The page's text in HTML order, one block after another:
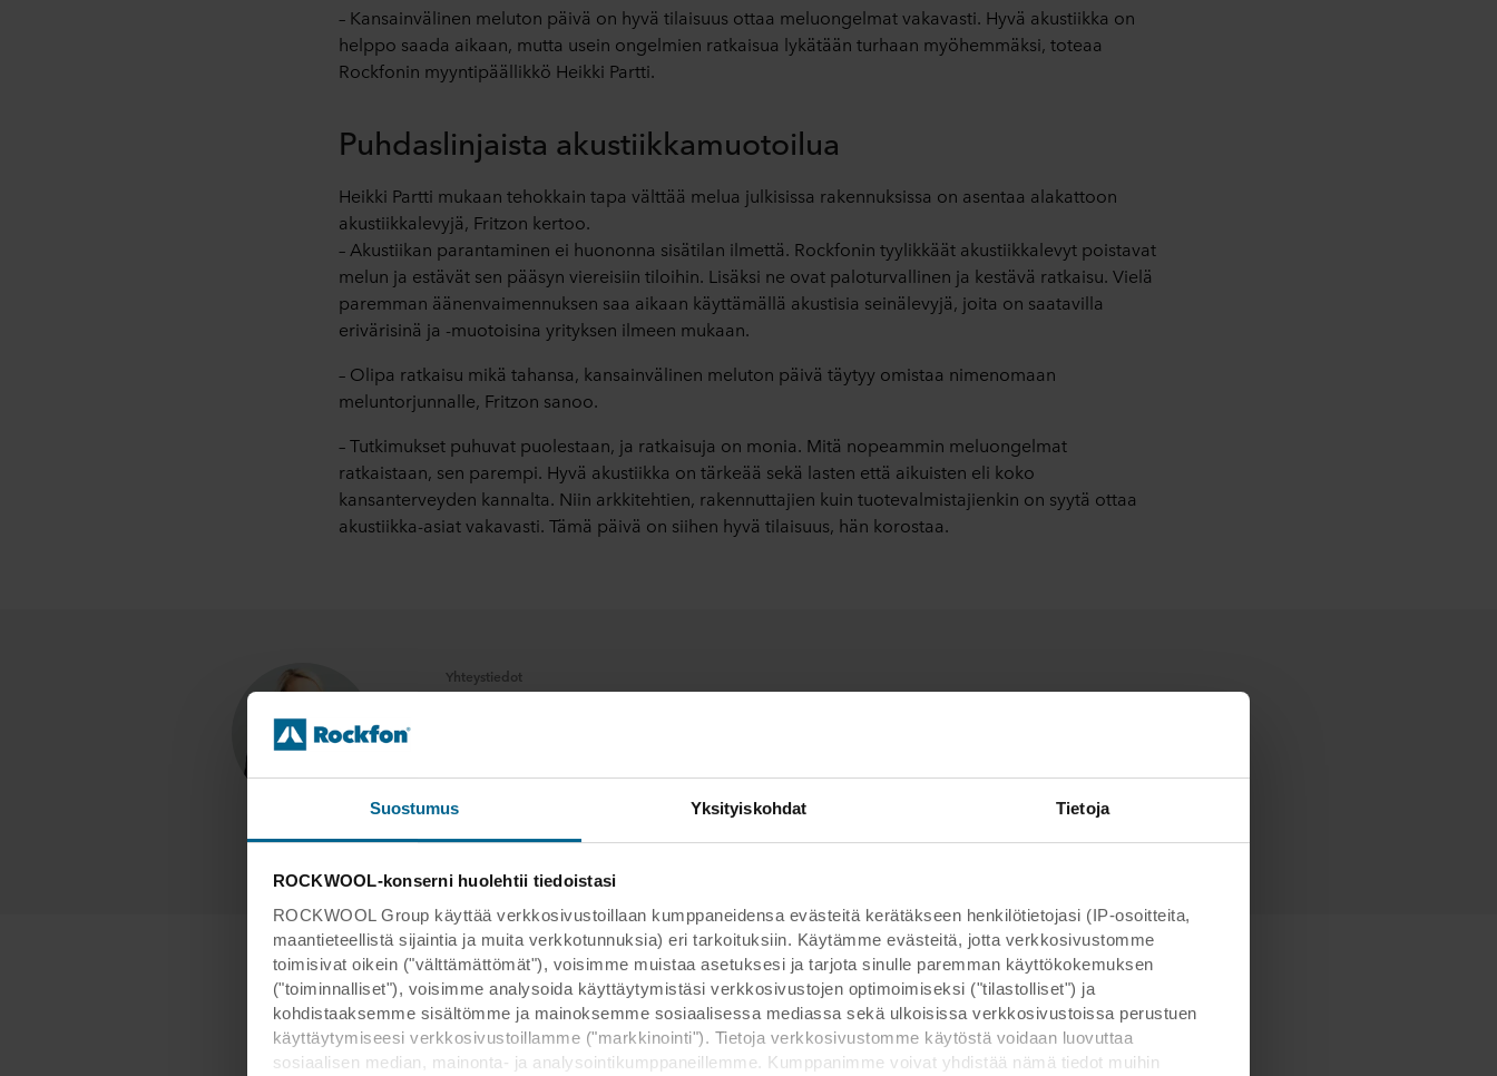
Suostumus Yksityiskohdat Tietoja
ROCKWOOL-konserni huolehtii tiedoistasi
ROCKWOOL Group käyttää verkkosivustoillaan kumppaneidensa evästeitä kerätäkseen henkilötietojasi (IP-osoitteita,
maantieteellistä sijaintia ja muita verkkotunnuksia) eri tarkoituksiin. Käytämme evästeitä, jotta verkkosivustomme
toimisivat oikein ("välttämättömät"), voisimme muistaa asetuksesi ja tarjota sinulle paremman käyttökokemuksen
("toiminnalliset"), voisimme analysoida käyttäytymistäsi verkkosivustojen optimoimiseksi ("tilastolliset") ja
kohdistaaksemme sisältömme ja mainoksemme sosiaalisessa mediassa sekä ulkoisissa verkkosivustoissa perustuen
käyttäytymiseesi verkkosivustoillamme ("markkinointi"). Tietoja verkkosivustomme käytöstä voidaan luovuttaa
sosiaalisen median, mainonta- ja analysointikumppaneillemme. Kumppanimme voivat yhdistää nämä tiedot muihin
– Kansainvälinen meluton päivä on hyvä tilaisuus ottaa meluongelmat vakavasti. Hyvä akustiikka on
helppo saada aikaan, mutta usein ongelmien ratkaisua lykätään turhaan myöhemmäksi, toteaa
Rockfonin myyntipäällikkö Heikki Partti.
Puhdaslinjaista akustiikkamuotoilua
Heikki Partti mukaan tehokkain tapa välttää melua julkisissa rakennuksissa on asentaa alakattoon
akustiikkalevyjä, Fritzon kertoo.
– Akustiikan parantaminen ei huononna sisätilan ilmettä. Rockfonin tyylikkäät akustiikkalevyt poistavat
melun ja estävät sen pääsyn viereisiin tiloihin. Lisäksi ne ovat paloturvallinen ja kestävä ratkaisu. Vielä
paremman äänenvaimennuksen saa aikaan käyttämällä akustisia seinälevyjä, joita on saatavilla
erivärisinä ja -muotoisina yrityksen ilmeen mukaan.
– Olipa ratkaisu mikä tahansa, kansainvälinen meluton päivä täytyy omistaa nimenomaan
meluntorjunnalle, Fritzon sanoo.
– Tutkimukset puhuvat puolestaan, ja ratkaisuja on monia. Mitä nopeammin meluongelmat
ratkaistaan, sen parempi. Hyvä akustiikka on tärkeää sekä lasten että aikuisten eli koko
kansanterveyden kannalta. Niin arkkitehtien, rakennuttajien kuin tuotevalmistajienkin on syytä ottaa
akustiikka-asiat vakavasti. Tämä päivä on siihen hyvä tilaisuus, hän korostaa.
Yhteystiedot
Markkinointipäällikkö / Marketing
E-mail
Tietoja Rockfonista